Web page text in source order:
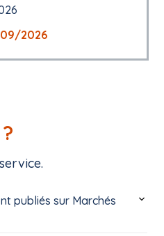
2026
publiés sur Marchés